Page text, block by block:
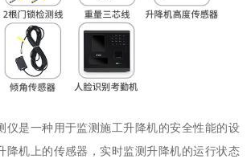
仪是一种用于监测施工升降机的安全性能的设
降机上的传感器，实时监测升降机的运行状态